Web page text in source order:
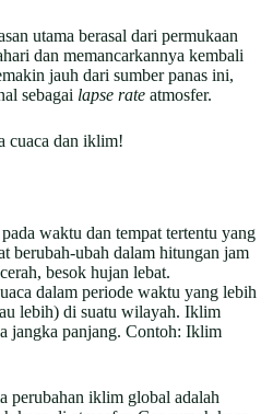
utama berasal dari permukaan
dan memancarkannya kembali
jauh dari sumber panas ini,
sebagai lapse rate atmosfer.
cuaca dan iklim!
waktu dan tempat tertentu yang
berubah-ubah dalam hitungan jam
besok hujan lebat.
dalam periode waktu yang lebih
lebih) di suatu wilayah. Iklim
jangka panjang. Contoh: Iklim
perubahan iklim global adalah